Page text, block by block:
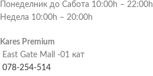
Понеделник до Сабота 10:00h – 22:00h
Недела 10:00h – 20:00h
Kares Premium
East Gate Mall -01 кат
078-254-514